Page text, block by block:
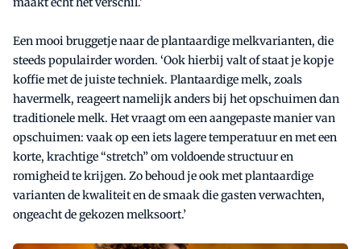
Een mooi bruggetje naar de plantaardige melkvarianten, die
steeds populairder worden. ‘Ook hierbij valt of staat je kopje
koffie met de juiste techniek. Plantaardige melk, zoals
havermelk, reageert namelijk anders bij het opschuimen dan
traditionele melk. Het vraagt om een aangepaste manier van
opschuimen: vaak op een iets lagere temperatuur en met een
korte, krachtige “stretch” om voldoende structuur en
romigheid te krijgen. Zo behoud je ook met plantaardige
varianten de kwaliteit en de smaak die gasten verwachten,
ongeacht de gekozen melksoort.’